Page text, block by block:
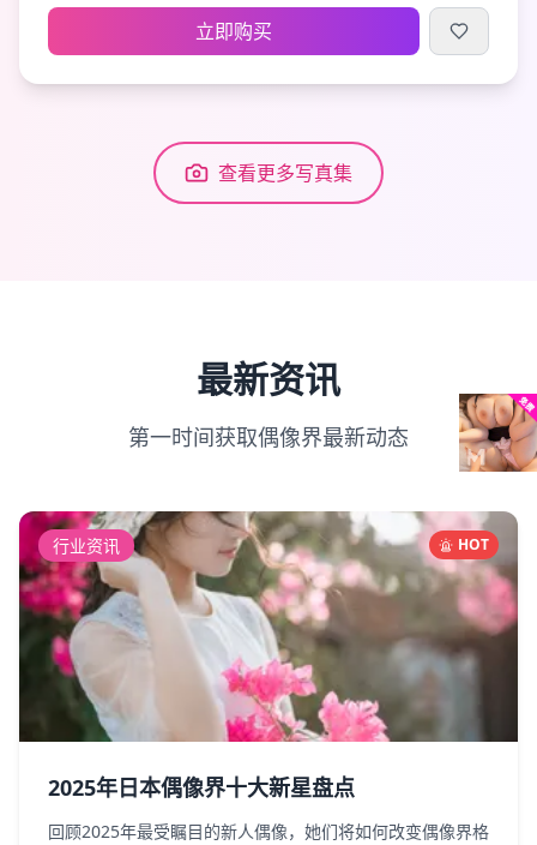
立即购买
查看更多写真集
最新资讯
第一时间获取偶像界最新动态
行业资讯 HOT
2025年日本偶像界十大新星盘点
回顾2025年最受瞩目的新人偶像，她们将如何改变偶像界格